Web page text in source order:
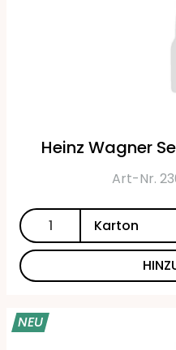
Heinz Wagner
Art-Nr.
NEU